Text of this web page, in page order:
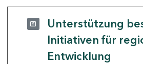
Unterstützung
Initiativen für
Entwicklung